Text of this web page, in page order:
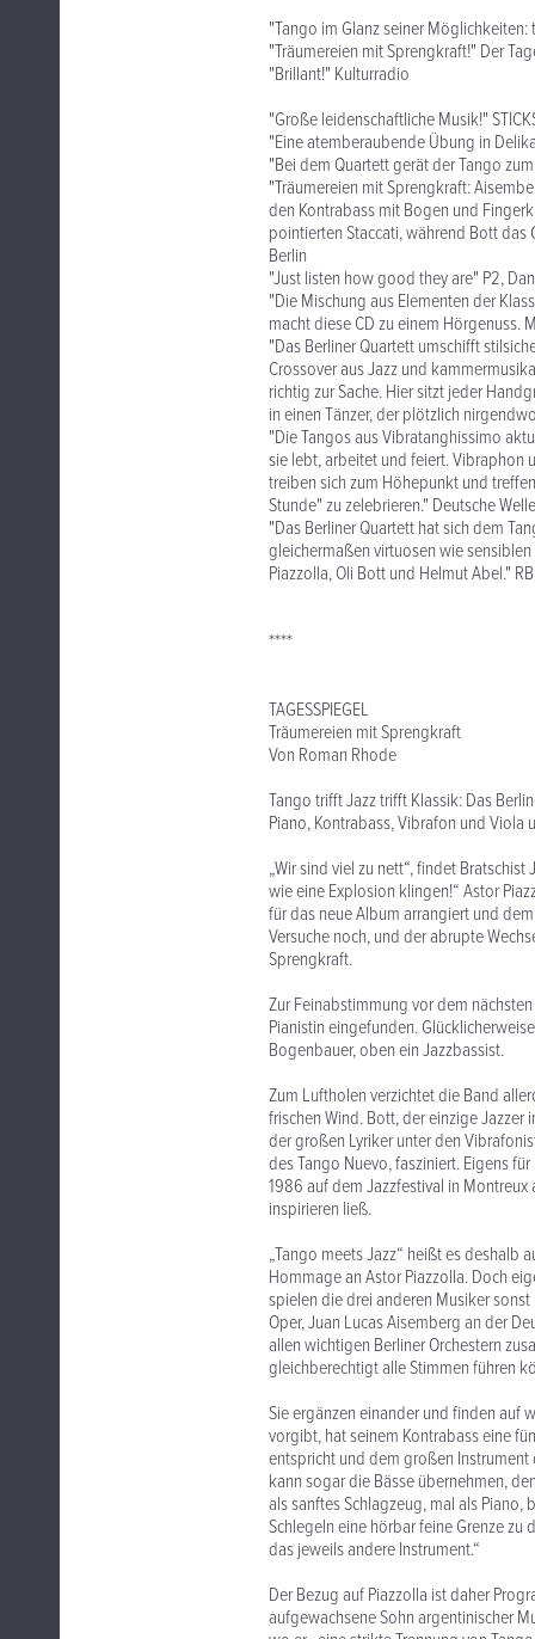
"Tango im Glanz seiner Möglichkeiten:
"Träumereien mit Sprengkraft!" Der
"Brillant!" Kulturradio
"Große leidenschaftliche Musik!"
"Eine atemberaubende Übung in
"Bei dem Quartett gerät der Tango
"Träumereien mit Sprengkraft:
den Kontrabass mit Bogen und
pointierten Staccati, während Bott
Berlin
"Just listen how good they are" P2,
"Die Mischung aus Elementen der
macht diese CD zu einem Hörgenuss.
"Das Berliner Quartett umschifft
Crossover aus Jazz und
richtig zur Sache. Hier sitzt jeder
in einen Tänzer, der plötzlich
"Die Tangos aus Vibratanghissimo
sie lebt, arbeitet und feiert. Vibraphon
treiben sich zum Höhepunkt und
Stunde" zu zelebrieren." Deutsche Welle
"Das Berliner Quartett hat sich dem
gleichermaßen virtuosen wie
Piazzolla, Oli Bott und Helmut Abel."
****
TAGESSPIEGEL
Träumereien mit Sprengkraft
Von Roman Rhode
Tango trifft Jazz trifft Klassik: Das
Piano, Kontrabass, Vibrafon und
„Wir sind viel zu nett“, findet
wie eine Explosion klingen!“ Astor
für das neue Album arrangiert und
Versuche noch, und der abrupte
Sprengkraft.
Zur Feinabstimmung vor dem
Pianistin eingefunden.
Bogenbauer, oben ein Jazzbassist.
Zum Luftholen verzichtet die Band
frischen Wind. Bott, der einzige
der großen Lyriker unter den
des Tango Nuevo, fasziniert. Eigens
1986 auf dem Jazzfestival in
inspirieren ließ.
„Tango meets Jazz“ heißt es deshalb
Hommage an Astor Piazzolla. Doch
spielen die drei anderen Musiker
Oper, Juan Lucas Aisemberg an der
allen wichtigen Berliner Orchestern
gleichberechtigt alle Stimmen führen
Sie ergänzen einander und finden auf
vorgibt, hat seinem Kontrabass eine
entspricht und dem großen
kann sogar die Bässe übernehmen,
als sanftes Schlagzeug, mal als
Schlegeln eine hörbar feine Grenze zu
das jeweils andere Instrument.“
Der Bezug auf Piazzolla ist daher
aufgewachsene Sohn argentinischer